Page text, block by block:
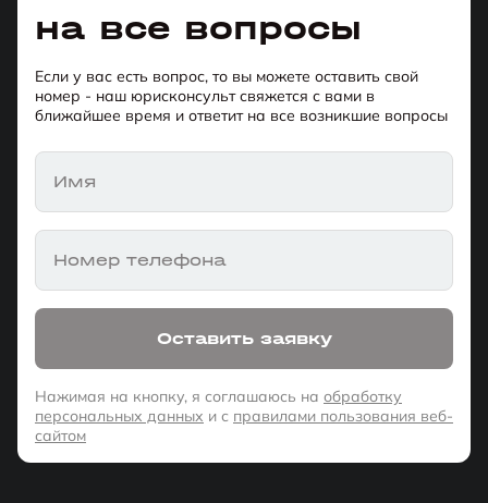
на все вопросы
Если у вас есть вопрос, то вы можете оставить свой
номер - наш юрисконсульт свяжется с вами в
ближайшее время и ответит на все возникшие вопросы
Имя
Номер телефона
Оставить заявку
Нажимая на кнопку, я соглашаюсь на обработку
персональных данных и с правилами пользования веб-
сайтом